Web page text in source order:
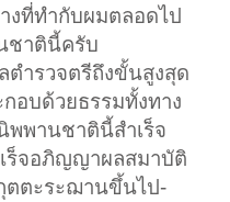
งที่ทำกับผมตลอดไป
ชาตินี้ครับ
ำรวจตรีถึงขั้นสูงสุด
อบด้วยธรรมทั้งทาง
พพานชาตินี้สำเร็จ
ร็จอภิญญาผลสมาบัติ
ตตะระฌานขึ้นไป-